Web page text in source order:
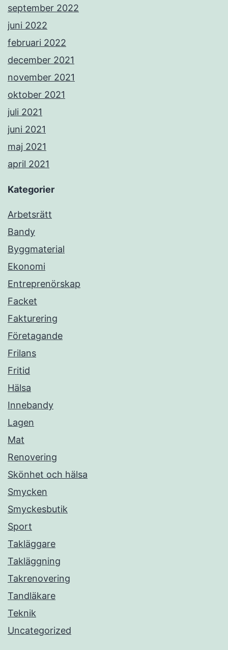
september 2022
juni 2022
februari 2022
december 2021
november 2021
oktober 2021
juli 2021
juni 2021
maj 2021
april 2021
Kategorier
Arbetsrätt
Bandy
Byggmaterial
Ekonomi
Entreprenörskap
Facket
Fakturering
Företagande
Frilans
Fritid
Hälsa
Innebandy
Lagen
Mat
Renovering
Skönhet och hälsa
Smycken
Smyckesbutik
Sport
Takläggare
Takläggning
Takrenovering
Tandläkare
Teknik
Uncategorized